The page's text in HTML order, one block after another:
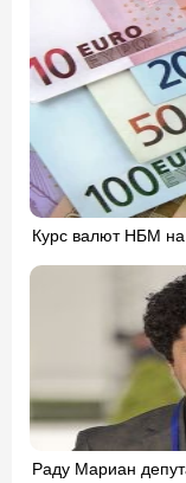
Курс валют НБМ на
Раду Мариан